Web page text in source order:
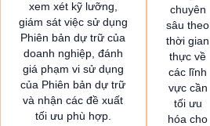
xem xét kỹ lưỡng,
giám sát việc sử dụng
Phiên bản dự trữ của
doanh nghiệp, đánh
giá phạm vi sử dụng
của Phiên bản dự trữ
và nhận các đề xuất
tối ưu phù hợp.
chuyên
sâu theo
thời gian
thực về
các lĩnh
vực cần
tối ưu
hóa cho